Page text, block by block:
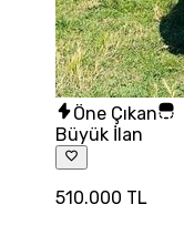
Öne Çıkan
Büyük İlan
510.000 TL